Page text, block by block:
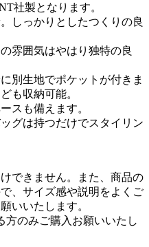
社製となります。
しっかりとしたつくりの良
雰囲気はやはり独特の良
別生地でポケットが付きま
も収納可能。
スも備えます。
グは持つだけでスタイリン
できません。また、商品の
、サイズ感や説明をよくご
いいたします。
方のみご購入お願いいたし